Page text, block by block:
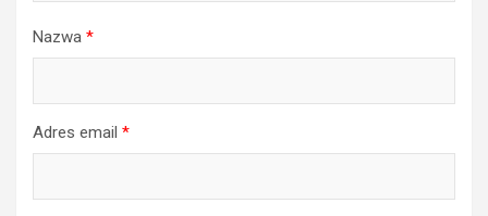
Nazwa *
Adres email *